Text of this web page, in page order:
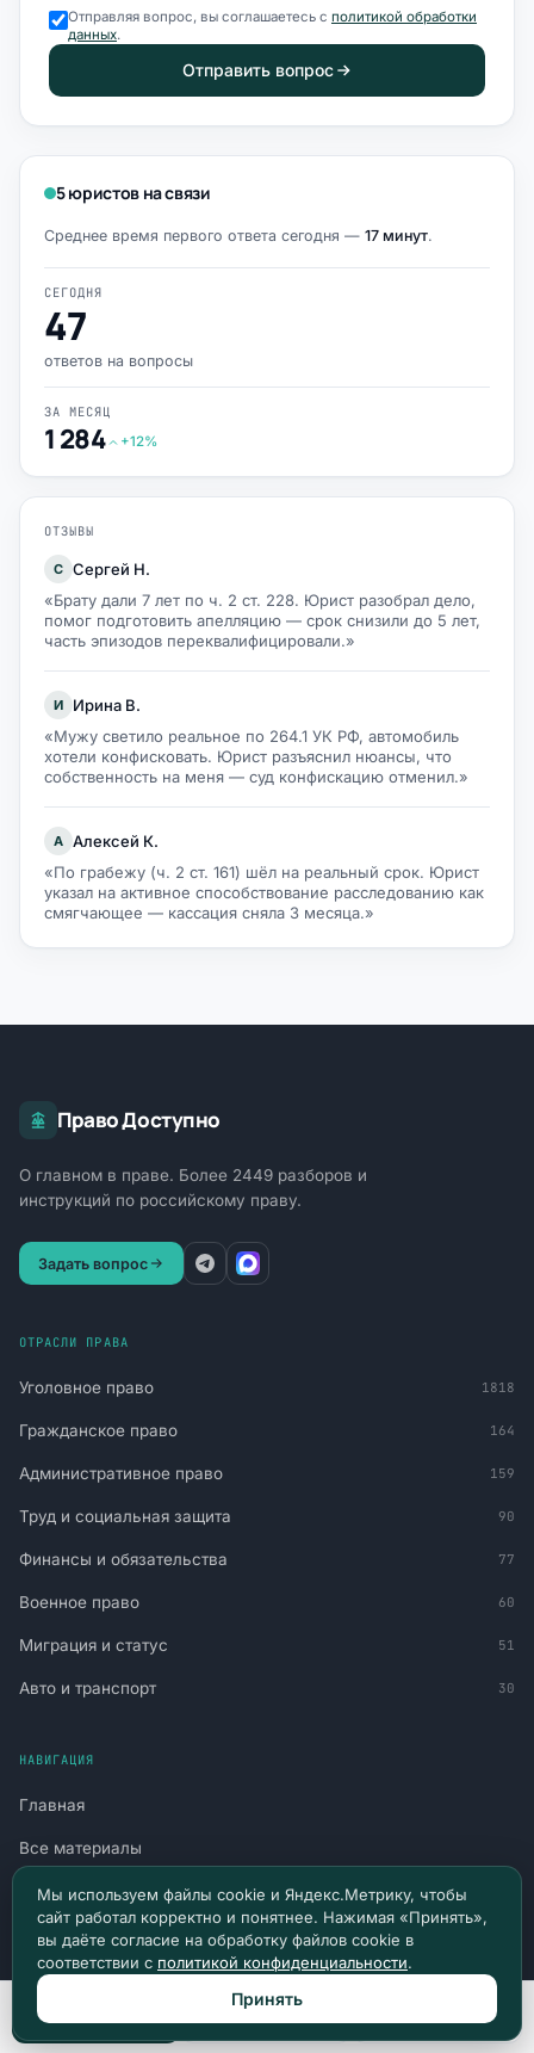
Отправляя вопрос, вы соглашаетесь с политикой обработки
данных.
Отправить вопрос
5 юристов на связи
Среднее время первого ответа сегодня — 17 минут.
СЕГОДНЯ
47
ответов на вопросы
ЗА МЕСЯЦ
1 284 +12%
ОТЗЫВЫ
С Сергей Н.
«Брату дали 7 лет по ч. 2 ст. 228. Юрист разобрал дело,
помог подготовить апелляцию — срок снизили до 5 лет,
часть эпизодов переквалифицировали.»
И
Ирина В.
«Мужу светило реальное по 264.1 УК РФ, автомобиль
хотели конфисковать. Юрист разъяснил нюансы, что
собственность на меня — суд конфискацию отменил.»
А Алексей К.
«По грабежу (ч. 2 ст. 161) шёл на реальный срок. Юрист
указал на активное способствование расследованию как
смягчающее — кассация сняла 3 месяца.»
Право Доступно
О главном в праве. Более 2449 разборов и
инструкций по российскому праву.
Задать вопрос
ОТРАСЛИ ПРАВА
Уголовное право 1818
Гражданское право 164
Административное право 159
Труд и социальная защита 90
Финансы и обязательства 77
Военное право 60
Миграция и статус 51
Авто и транспорт 30
НАВИГАЦИЯ
Главная
Все материалы
Новости и судебная практика
Консультация
Канал в Telegram
Канал в Max
Мы используем файлы cookie и Яндекс.Метрику, чтобы
сайт работал корректно и понятнее. Нажимая «Принять»,
вы даёте согласие на обработку файлов cookie в
соответствии с политикой конфиденциальности.
Принять